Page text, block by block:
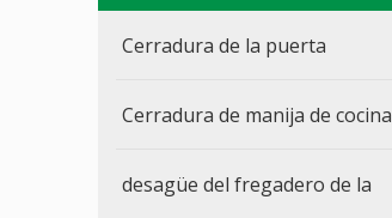
Cerradura de la puerta
Cerradura de manija de cocina
desagüe del fregadero de la